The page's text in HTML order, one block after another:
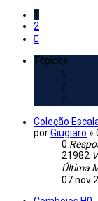
1
2
Tópicos
Coleção
porGiugiaro »
0
21982
Última
07 nov